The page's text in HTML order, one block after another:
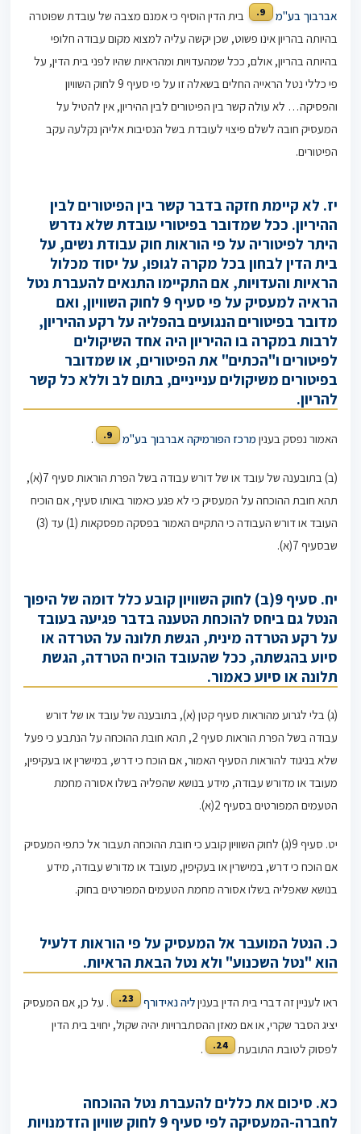
אברבוך בע"מ
9.
בית הדין הוסיף כי אמנם מצבה של עובדת שפוטרה
בהיותה בהריון אינו פשוט, שכן יקשה עליה למצוא מקום עבודה חלופי
בהיותה בהריון, אולם, ככל שמהעדויות ומהראיות שהיו לפני בית הדין, על
פי כללי נטל הראייה החלים בשאלה זו על פי סעיף 9 לחוק השוויון
והפסיקה… לא עולה קשר בין הפיטורים לבין ההיריון, אין להטיל על
המעסיק חובה לשלם פיצוי לעובדת בשל הנסיבות אליהן נקלעה עקב
הפיטורים.
יז. לא קיימת חזקה בדבר קשר בין הפיטורים לבין
ההיריון. ככל שמדובר בפיטורי עובדת שלא נדרש
היתר לפיטוריה על פי הוראות חוק עבודת נשים, על
בית הדין לבחון בכל מקרה לגופו, על יסוד מכלול
הראיות והעדויות, אם התקיימו התנאים להעברת נטל
הראיה למעסיק על פי סעיף 9 לחוק השוויון, ואם
מדובר בפיטורים הנגועים בהפליה על רקע ההיריון,
לרבות במקרה בו ההיריון היה אחד השיקולים
לפיטורים ו"הכתים" את הפיטורים, או שמדובר
בפיטורים משיקולים ענייניים, בתום לב וללא כל קשר
להריון.
האמור נפסק בענין מרכז הפורמיקה אברבוך בע"מ 9.
.
(ב) בתובענה של עובד או של דורש עבודה בשל הפרת הוראות סעיף 7(א),
תהא חובת ההוכחה על המעסיק כי לא פגע כאמור באותו סעיף, אם הוכיח
העובד או דורש העבודה כי התקיים האמור בפסקה מפסקאות (1) עד (3)
שבסעיף 7(א).
יח. סעיף 9(ב) לחוק השוויון קובע כלל דומה של היפוך
הנטל גם ביחס להוכחת הטענה בדבר פגיעה בעובד
על רקע הטרדה מינית, הגשת תלונה על הטרדה או
סיוע בהגשתה, ככל שהעובד הוכיח הטרדה, הגשת
תלונה או סיוע כאמור.
(ג) בלי לגרוע מהוראות סעיף קטן (א), בתובענה של עובד או של דורש
עבודה בשל הפרת הוראות סעיף 2, תהא חובת ההוכחה על הנתבע כי פעל
שלא בניגוד להוראות הסעיף האמור, אם הוכח כי דרש, במישרין או בעקיפין,
מעובד או מדורש עבודה, מידע בנושא שהפליה בשלו אסורה מחמת
הטעמים המפורטים בסעיף 2(א).
יט. סעיף 9(ג) לחוק השוויון קובע כי חובת ההוכחה תעבור אל כתפי המעסיק
אם הוכח כי דרש, במישרין או בעקיפין, מעובד או מדורש עבודה, מידע
בנושא שאפליה בשלו אסורה מחמת הטעמים המפורטים בחוק.
כ. הנטל המועבר אל המעסיק על פי הוראות דלעיל
הוא "נטל השכנוע" ולא נטל הבאת הראיות.
ראו לעניין זה דברי בית הדין בעניןליה נאידורף 23.
. על כן, אם המעסיק
יציג הסבר שקרי, או אם מאזן ההסתברויות יהיה שקול, יחויב בית הדין
לפסוק לטובת התובעת
24.
.
כא. סיכום את כללים להעברת נטל ההוכחה
לחברה-המעסיקה לפי סעיף 9 לחוק שוויון הזדמנויות